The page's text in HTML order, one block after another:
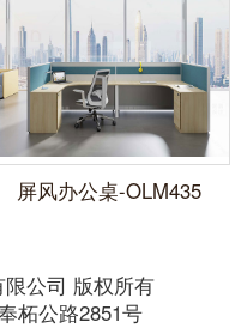
屏风办公桌-OLM435
公司 版权所有
柘公路2851号